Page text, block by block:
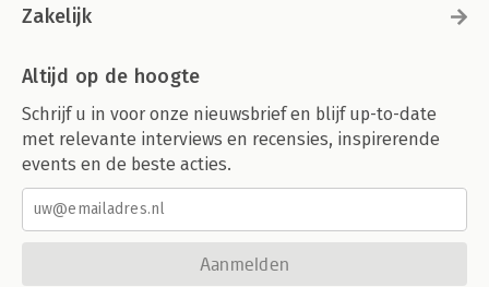
Zakelijk
Altijd op de hoogte
Schrijf u in voor onze nieuwsbrief en blijf up-to-date
met relevante interviews en recensies, inspirerende
events en de beste acties.
Aanmelden